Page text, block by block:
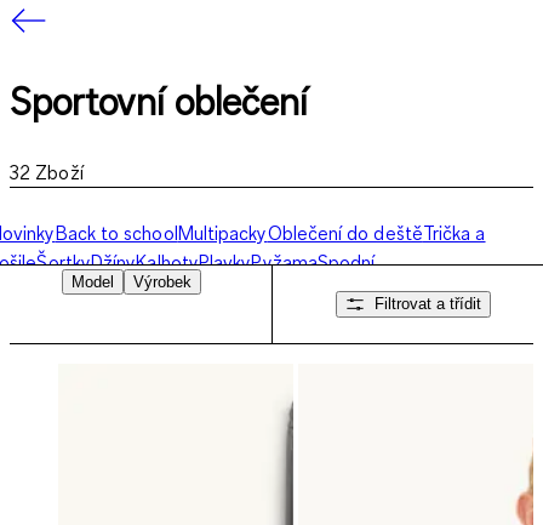
Sportovní oblečení
32 Zboží
Back to schoolMultipackyOblečení do deštěTrička a
ŠortkyDžínyKalhotyPlavkyPyžamaSpodní
PonožkyPremiumSvetry a
Sportovní oblečení
Model
Výrobek
Filtrovat a třídit